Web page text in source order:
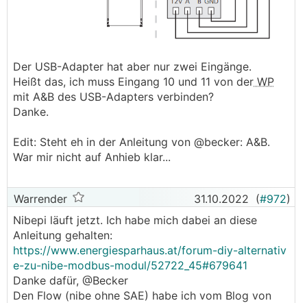
Der USB-Adapter hat aber nur zwei Eingänge.
Heißt das, ich muss Eingang 10 und 11 von der WP
mit A&B des USB-Adapters verbinden?
Danke.
Edit: Steht eh in der Anleitung von @becker: A&B.
War mir nicht auf Anhieb klar...
Warrender 31.10.2022 (#972)
Nibepi läuft jetzt. Ich habe mich dabei an diese
Anleitung gehalten:
https://www.energiesparhaus.at/forum-diy-alternativ
e-zu-nibe-modbus-modul/52722_45#679641
Danke dafür, @Becker
Den Flow (nibe ohne SAE) habe ich vom Blog von